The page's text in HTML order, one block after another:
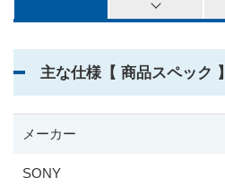
6カ月
主な仕様【 商品スペック 】
メーカー
SONY